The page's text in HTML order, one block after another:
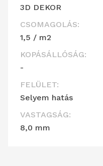
3D DEKOR
CSOMAGOLÁS:
1,5 / m2
KOPÁSÁLLÓSÁG:
-
FELÜLET:
Selyem hatás
VASTAGSÁG:
8,0 mm